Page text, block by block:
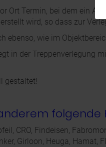
Ort Termin, bei dem ein
wird, so dass zur
ebenso, wie im
in der Treppenverlegung
gestaltet!
folgende
CRO, Findeisen,
Girloon, Heuga, Hamat,